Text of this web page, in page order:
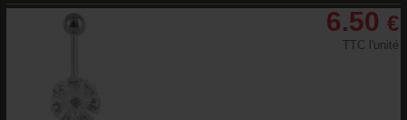
6.50 €
TTC l'unité